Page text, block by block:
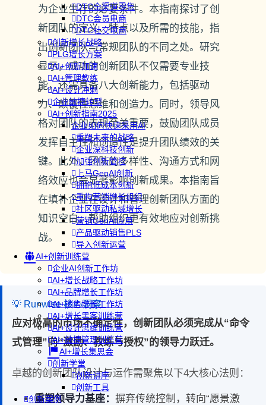
DTC全渠道零售
DTC会员电商
DTC社交电商
创新增长战略
PLG增长方案
AI+创新加速
AI+管理教练
AI+设计冲刺
企业敏捷转型
AI+创新指南2025
企业如何快速采用AI
重塑未来的战略
企业深科技创新
加强创新管控
上马GenAI创新
拥抱低成本创新
重构营销增长组织
社区驱动私域增长
营销GenAI应用
产品驱动销售PLS
导入创新运营
AI+创新训练营
企业AI创新工作坊
AI+增长战略工作坊
AI+品牌增长工作坊
AI+销售增长工作坊
AI+增长黑客训练营
AI+设计思维训练营
AI+敏捷管理训练营
AI+增长集思会
创新学堂
创新讲座
创新工具
创新案例
为企业生存的必要条件。本指南探讨了创
新团队的定义、特点以及所需的技能，指
出创新团队与常规团队的不同之处。研究
显示，成功的创新团队不仅需要专业技
能，还需具备八大创新能力，包括驱动
力、颠覆性思维和创造力。同时，领导风
格对团队的表现至关重要，鼓励团队成员
发挥自主性和创造性是提升团队绩效的关
键。此外，团队的多样性、沟通方式和网
络效应也会显著影响创新成果。本指南旨
在填补企业在设计和管理创新团队方面的
知识空白，帮助组织更有效地应对创新挑
战。
💡 Runwise 核心洞察
应对极高的市场不确定性，创新团队必须完成从“命令
式管理”向“激励、教练与授权”的领导力跃迁。
卓越的创新团队设计与运作需聚焦以下4大核心法则：
重塑领导力基座： 摒弃传统控制，转向“愿景激